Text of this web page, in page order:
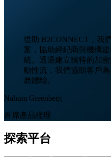
借助 B2CONNECT，我
案，協助經紀商與機構
統。透過建立獨特的加
動性流，我們協助客戶
易體驗。
Nahum Greenberg
首席產品經理
探索平台